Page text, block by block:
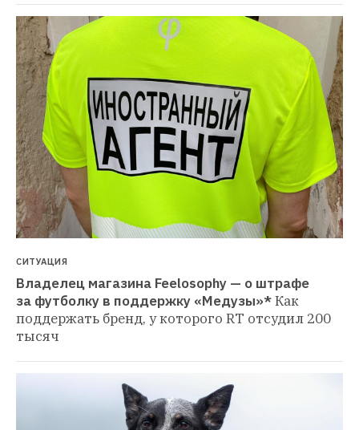
СИТУАЦИЯ
Владелец магазина Feelosophy — о штрафе
за футболку в поддержку «Медузы»*Как
поддержать бренд, у которого RT отсудил 200
тысяч